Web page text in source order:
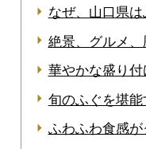
なぜ、山口県
絶景、グルメ
華やかな盛り付
旬のふぐを堪能
ふわふわ食感が